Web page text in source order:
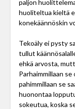
paljon
huoliteltua kieltä
konekäännöskin
Tekoäly ei pysty
tullut
ehkä arvosta,
Parhaimmillaan
pahimmillaan se
huonontaa
sokeutua, koska